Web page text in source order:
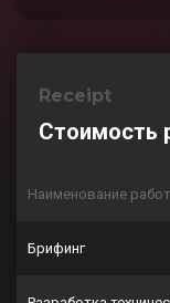
Receipt
Стоимость
Наименование работ
Брифинг